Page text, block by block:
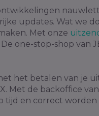
updates. Wat we
Met onze
De one-stop-shop van
het betalen van je
Met de backoffice
tijd en correct worden